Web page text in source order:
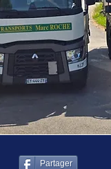
Partager